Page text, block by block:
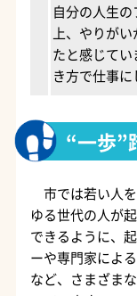
自分の人生
上、やりが
たと感じて
き方で仕事に
“一歩”
市では若い人
ゆる世代の人が
できるように、
ーや専門家によ
など、さまざま